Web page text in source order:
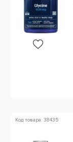
Код товара: 38435